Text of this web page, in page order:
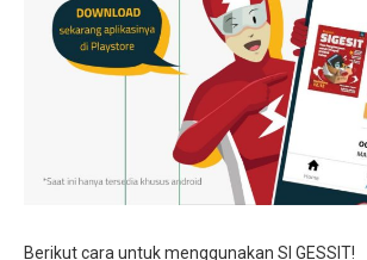
Berikut cara untuk menggunakan SI GESSIT!